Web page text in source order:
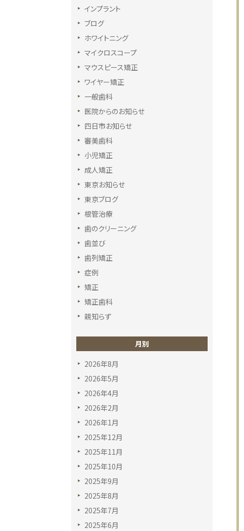
インプラント
ブログ
ホワイトニング
マイクロスコープ
マウスピース矯正
ワイヤー矯正
一般歯科
医院からのお知らせ
四日市お知らせ
審美歯科
小児矯正
成人矯正
東京お知らせ
東京ブログ
根管治療
歯のクリーニング
歯並び
歯列矯正
症例
矯正
矯正歯科
親知らず
月別
2026年8月
2026年5月
2026年4月
2026年2月
2026年1月
2025年12月
2025年11月
2025年10月
2025年9月
2025年8月
2025年7月
2025年6月